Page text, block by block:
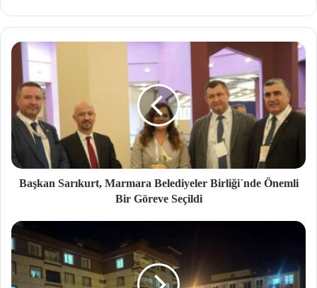
site
si
Başkan Sarıkurt, Marmara Belediyeler Birliği´nde Önemli
Bir Göreve Seçildi